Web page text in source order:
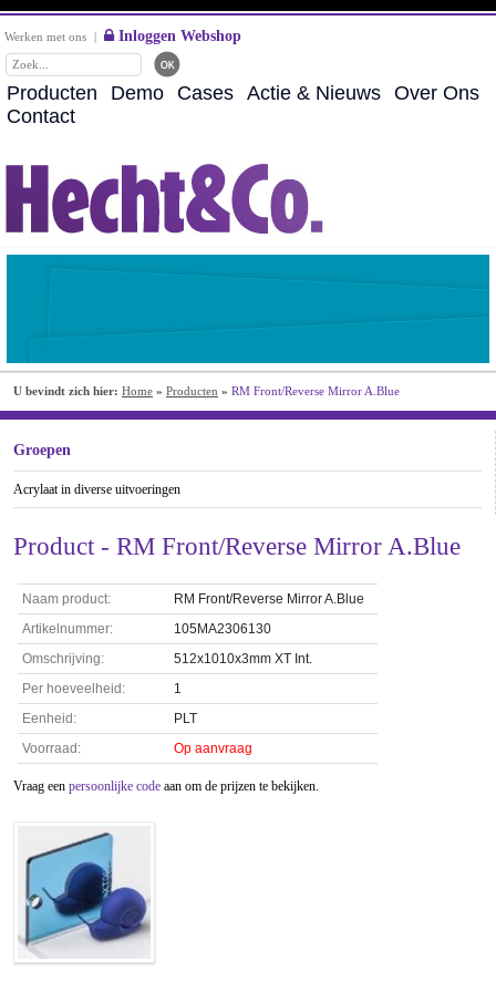
Werken met ons | Inloggen Webshop
Producten Demo Cases Actie & Nieuws Over Ons
Contact
U bevindt zich hier: Home » Producten » RM Front/Reverse Mirror A.Blue
Groepen
Acrylaat in diverse uitvoeringen
Product - RM Front/Reverse Mirror A.Blue
Naam product:
RM Front/Reverse Mirror A.Blue
Artikelnummer:
105MA2306130
Omschrijving:
512x1010x3mm XT Int.
Per hoeveelheid:
1
Eenheid:
PLT
Voorraad:
Op aanvraag
Vraag een persoonlijke code aan om de prijzen te bekijken.